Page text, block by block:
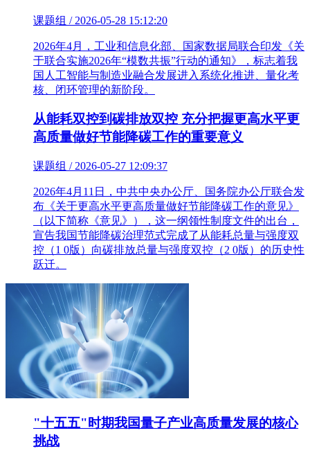
课题组 / 2026-05-28 15:12:20
2026年4月，工业和信息化部、国家数据局联合印发《关
于联合实施2026年“模数共振”行动的通知》，标志着我
国人工智能与制造业融合发展进入系统化推进、量化考
核、闭环管理的新阶段。
从能耗双控到碳排放双控 充分把握更高水平更
高质量做好节能降碳工作的重要意义
课题组 / 2026-05-27 12:09:37
2026年4月11日，中共中央办公厅、国务院办公厅联合发
布《关于更高水平更高质量做好节能降碳工作的意见》
（以下简称《意见》），这一纲领性制度文件的出台，
宣告我国节能降碳治理范式完成了从能耗总量与强度双
控（1 0版）向碳排放总量与强度双控（2 0版）的历史性
跃迁。
"十五五"时期我国量子产业高质量发展的核心
挑战